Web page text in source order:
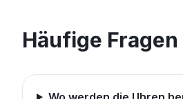
Häufige Fragen